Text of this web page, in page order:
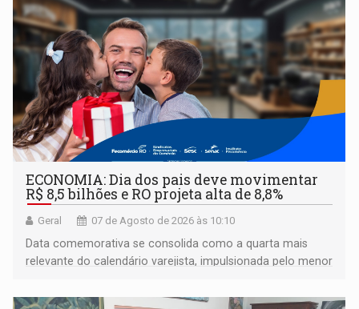
ECONOMIA: Dia dos pais deve movimentar
R$ 8,5 bilhões e RO projeta alta de 8,8%
Geral 07 de Agosto de 2026 às 10:10
Data comemorativa se consolida como a quarta mais
relevante do calendário varejista, impulsionada pelo menor
média do trabalhador